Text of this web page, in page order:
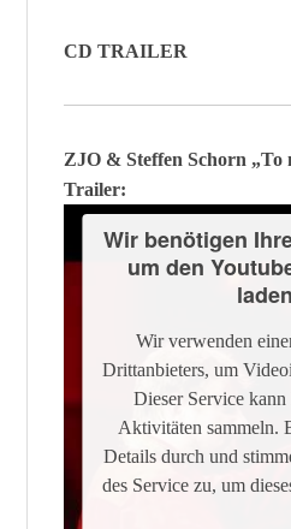
Powered by
CD TRAILER
ZJO & Steffen Schorn „To
Trailer:
Wir benötigen
um den
Wir verwenden
Drittanbieters, um
Dieser Service
Aktivitäten sammeln.
Details durch und
des Service zu, um